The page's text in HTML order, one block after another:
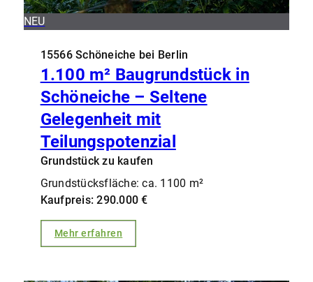
NEU
15566 Schöneiche bei Berlin
1.100 m² Baugrundstück in
Schöneiche – Seltene
Gelegenheit mit
Teilungspotenzial
Grundstück zu kaufen
Grundstücksfläche: ca. 1100 m²
Kaufpreis: 290.000 €
Mehr erfahren